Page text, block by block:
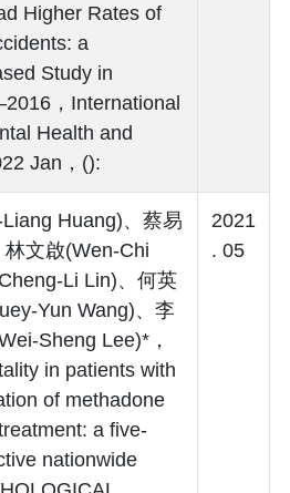
Higher Rates of
a
Study in
，International
Health and
Jan，():
Huang)、蔡易
文啟(Wen-Chi
Li Lin)、何英
Yun Wang)、李
Sheng Lee)*，
in patients with
of methadone
a five-
nationwide
2021
. 05